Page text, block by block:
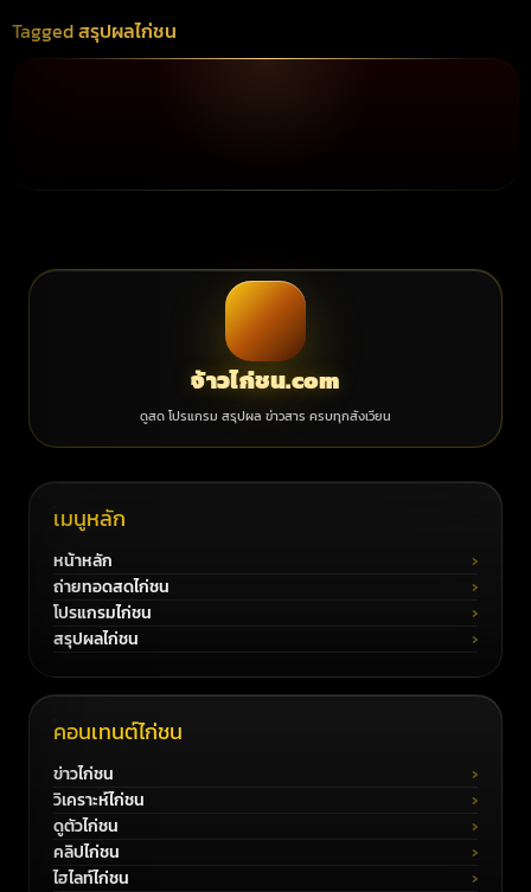
Taggedสรุปผลไก่ชน
จ้าวไก่ชน.com
ดูสด โปรแกรม สรุปผล ข่าวสาร ครบทุกสังเวียน
เมนูหลัก
หน้าหลัก
ถ่ายทอดสดไก่ชน
โปรแกรมไก่ชน
สรุปผลไก่ชน
คอนเทนต์ไก่ชน
ข่าวไก่ชน
วิเคราะห์ไก่ชน
ดูตัวไก่ชน
คลิปไก่ชน
ไฮไลท์ไก่ชน